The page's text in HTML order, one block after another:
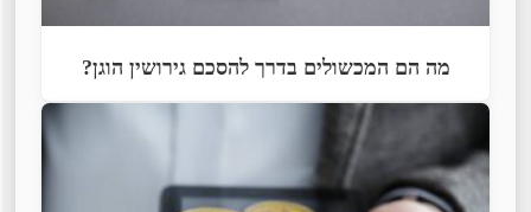
מה הם המכשולים בדרך להסכם גירושין הוגן?